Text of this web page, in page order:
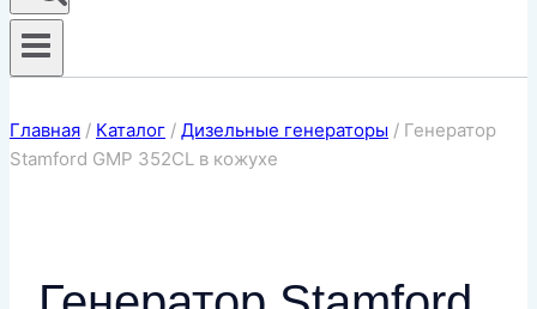
Главная / Каталог / Дизельные генераторы / Генератор
Stamford GMP 352CL в кожухе